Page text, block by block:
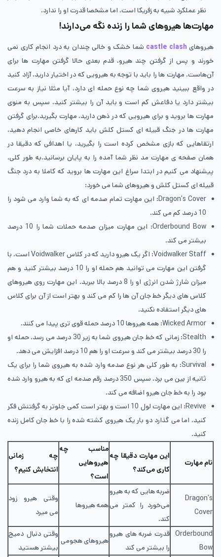
نظر عملکرد شبیه به زفریکا است، اما مشخصا قدرت او را ندارد.
مهارت‌ها هیروهای شما را زنده نگه می‌دارند!
هیروهای castle clash شما خشک و خالی چندان به درد انجام کاری نمی
خورند و پس از گرفتن چند هیرو، قدم بعدی حالا گرفتن مهارت ها برای
آن‌هاست. مهارت ها را باید با توجه به هیرویی که در اختیار دارید، آزاد کنید
در واقع ببینید هیروی شما چه نوع حمله ای دارد، آیا مثلا نیاز به سرعت
بیشتر دارد یا دفاعش کم است و باید آن را بیشتر کنید، سپس به منوی
مهارت ها بروید و برای هیرویی که در ذهن دارید، مهارت بگیرید.برای گرفتن
مهارت ها در جنگ قبیله‌ ای کستل کلش باید کارهای خاصی انجام دهید،
ارتقاهایی که بازی مشخص کرده است را بگیرید، یا اهدافی که دقیقا در
همان صفحه ی مهارت مد نظر شما آمده را به پایان برسانید.به طور کلی،
پیشنهاد می کنیم در ابتدا سراغ این مهارت ها بروید که کاملا به درد جنگ
قبیله‌ ای کستل کلش و هیروهای شما می خورد:
Dragon’s Cover: این مهارت تمام صدمه ای که به شما وارد می شود را
10 درصد کم می کند.
Orderbound Bow: این مهارت میزان صدمه‌ حملات شما را 10 درصد
بیشتر می کند.
Voidwalker Staff: اگر یک هیرو دارید که در کلاس Voidwalker است، با
گرفتن این مهارت می توانید هم حمله‌ او را 10 درصد بیشتر کنید و هم
میزان شارژ شدن انرژی او را 8 درصد بالا ببرید. این مهارت روی هیروهای
کلاس های دیگر خط جان آن ها را کم می کند و بهتر است از آن برای کلاس
های دیگر استفاده نکنید.
Wicked Armor: همه‌ هیروها 10 درصد حمله‌ قوی تری پیدا می کنند.
Stealth: زمانی که خط جان هیروی شما به زیر 30 درصد می رسد، حمله‌ او
را 30 درصد بیشتر می کند و سرعت او را هم 10 درصد افزایش می دهد.
Survival: به طور کلی هر نوع صدمه‌ وارد شده به هیروی شما را برای یک
ثانیه از بین می برد، سپس 350 درصد رقم صدمه ای که به هیرو وارد شده
بود را به خط جان هیرو اضافه می کند.
Revive: این مهارت لول 10 است و بهتر است کمی جلوتر به گرفتنش فکر
کنید، اما می گذارد دو بار یک هیروی کشته شده را با خط جان کامل زنده
کنید.
نام مهارت
این مهارت دقیقا چه
کاری می‌کند؟
مناسب چه
هیروهایی
است؟
چه زمانی
انتخابش کنیم؟
Dragon’s
Cover
ضربه هایی که به هیرو
می‌خورد را کمتر می
کند.
همه هیروها
وقتی هیرو زود
می میرد
Orderbound
Bow
قدرت ضربه های هیرو
را بیشتر می کند
هیروهای هجومی
وقتی دنبال دمیج
بیشتر هستید